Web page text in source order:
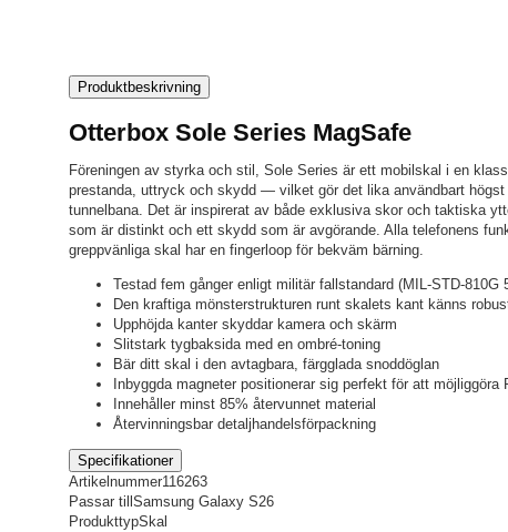
Produktbeskrivning
Otterbox Sole Series MagSafe
Föreningen av styrka och stil, Sole Series är ett mobilskal i en
prestanda, uttryck och skydd — vilket gör det lika användbart
tunnelbana. Det är inspirerat av både exklusiva skor och taktiska
som är distinkt och ett skydd som är avgörande. Alla telefonens
greppvänliga skal har en fingerloop för bekväm bärning.
Testad fem gånger enligt militär fallstandard (MIL-STD-810G
Den kraftiga mönsterstrukturen runt skalets kant känns
Upphöjda kanter skyddar kamera och skärm
Slitstark tygbaksida med en ombré-toning
Bär ditt skal i den avtagbara, färgglada snoddöglan
Inbyggda magneter positionerar sig perfekt för att möjliggöra
Innehåller minst 85% återvunnet material
Återvinningsbar detaljhandelsförpackning
Specifikationer
Artikelnummer116263
Passar till Samsung Galaxy S26
ProdukttypSkal